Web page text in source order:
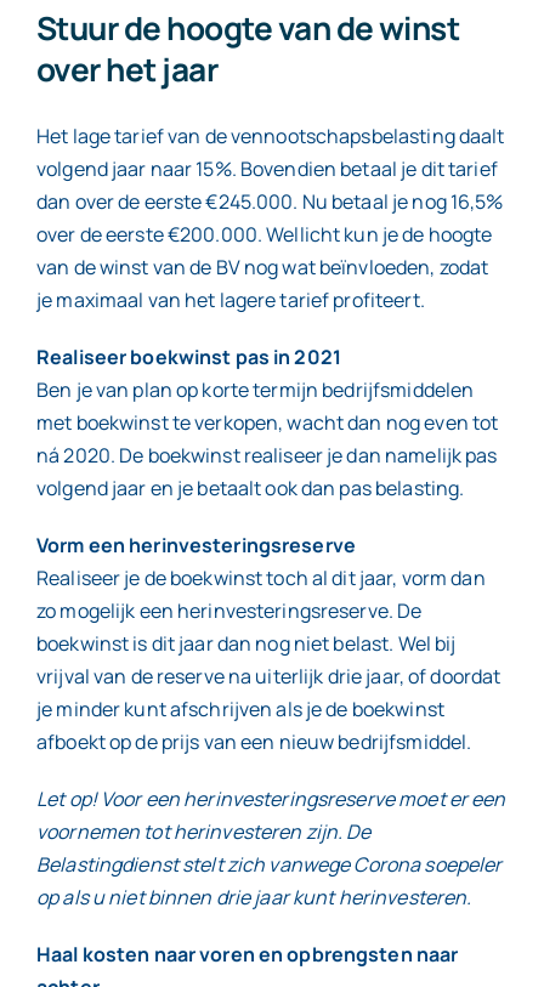
in
Stuur de hoogte van de winst
over het jaar
Het lage tarief van de vennootschapsbelasting daalt
volgend jaar naar 15%. Bovendien betaal je dit tarief
dan over de eerste €245.000. Nu betaal je nog 16,5%
over de eerste €200.000. Wellicht kun je de hoogte
van de winst van de BV nog wat beïnvloeden, zodat
je maximaal van het lagere tarief profiteert.
Realiseer boekwinst pas in 2021
Ben je van plan op korte termijn bedrijfsmiddelen
met boekwinst te verkopen, wacht dan nog even tot
ná 2020. De boekwinst realiseer je dan namelijk pas
volgend jaar en je betaalt ook dan pas belasting.
Vorm een herinvesteringsreserve
Realiseer je de boekwinst toch al dit jaar, vorm dan
zo mogelijk een herinvesteringsreserve. De
boekwinst is dit jaar dan nog niet belast. Wel bij
vrijval van de reserve na uiterlijk drie jaar, of doordat
je minder kunt afschrijven als je de boekwinst
afboekt op de prijs van een nieuw bedrijfsmiddel.
Let op! Voor een herinvesteringsreserve moet er een
voornemen tot herinvesteren zijn. De
Belastingdienst stelt zich vanwege Corona soepeler
op als u niet binnen drie jaar kunt herinvesteren.
Haal kosten naar voren en opbrengsten naar